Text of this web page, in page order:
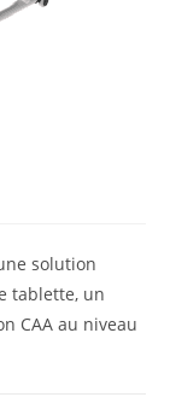
solution
tablette, un
CAA au niveau